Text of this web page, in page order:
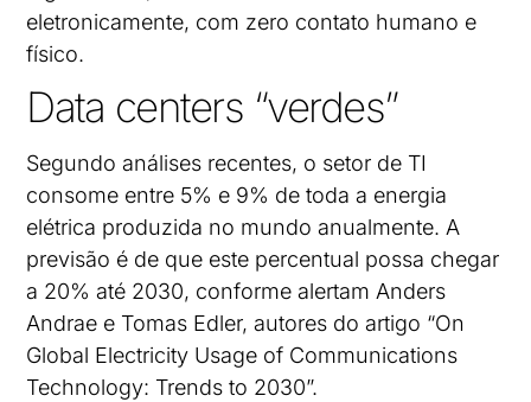
eletronicamente, com zero contato humano e
físico.
Data centers “verdes”
Segundo análises recentes, o setor de TI
consome entre 5% e 9% de toda a energia
elétrica produzida no mundo anualmente. A
previsão é de que este percentual possa chegar
a 20% até 2030, conforme alertam Anders
Andrae e Tomas Edler, autores do artigo “On
Global Electricity Usage of Communications
Technology: Trends to 2030”.